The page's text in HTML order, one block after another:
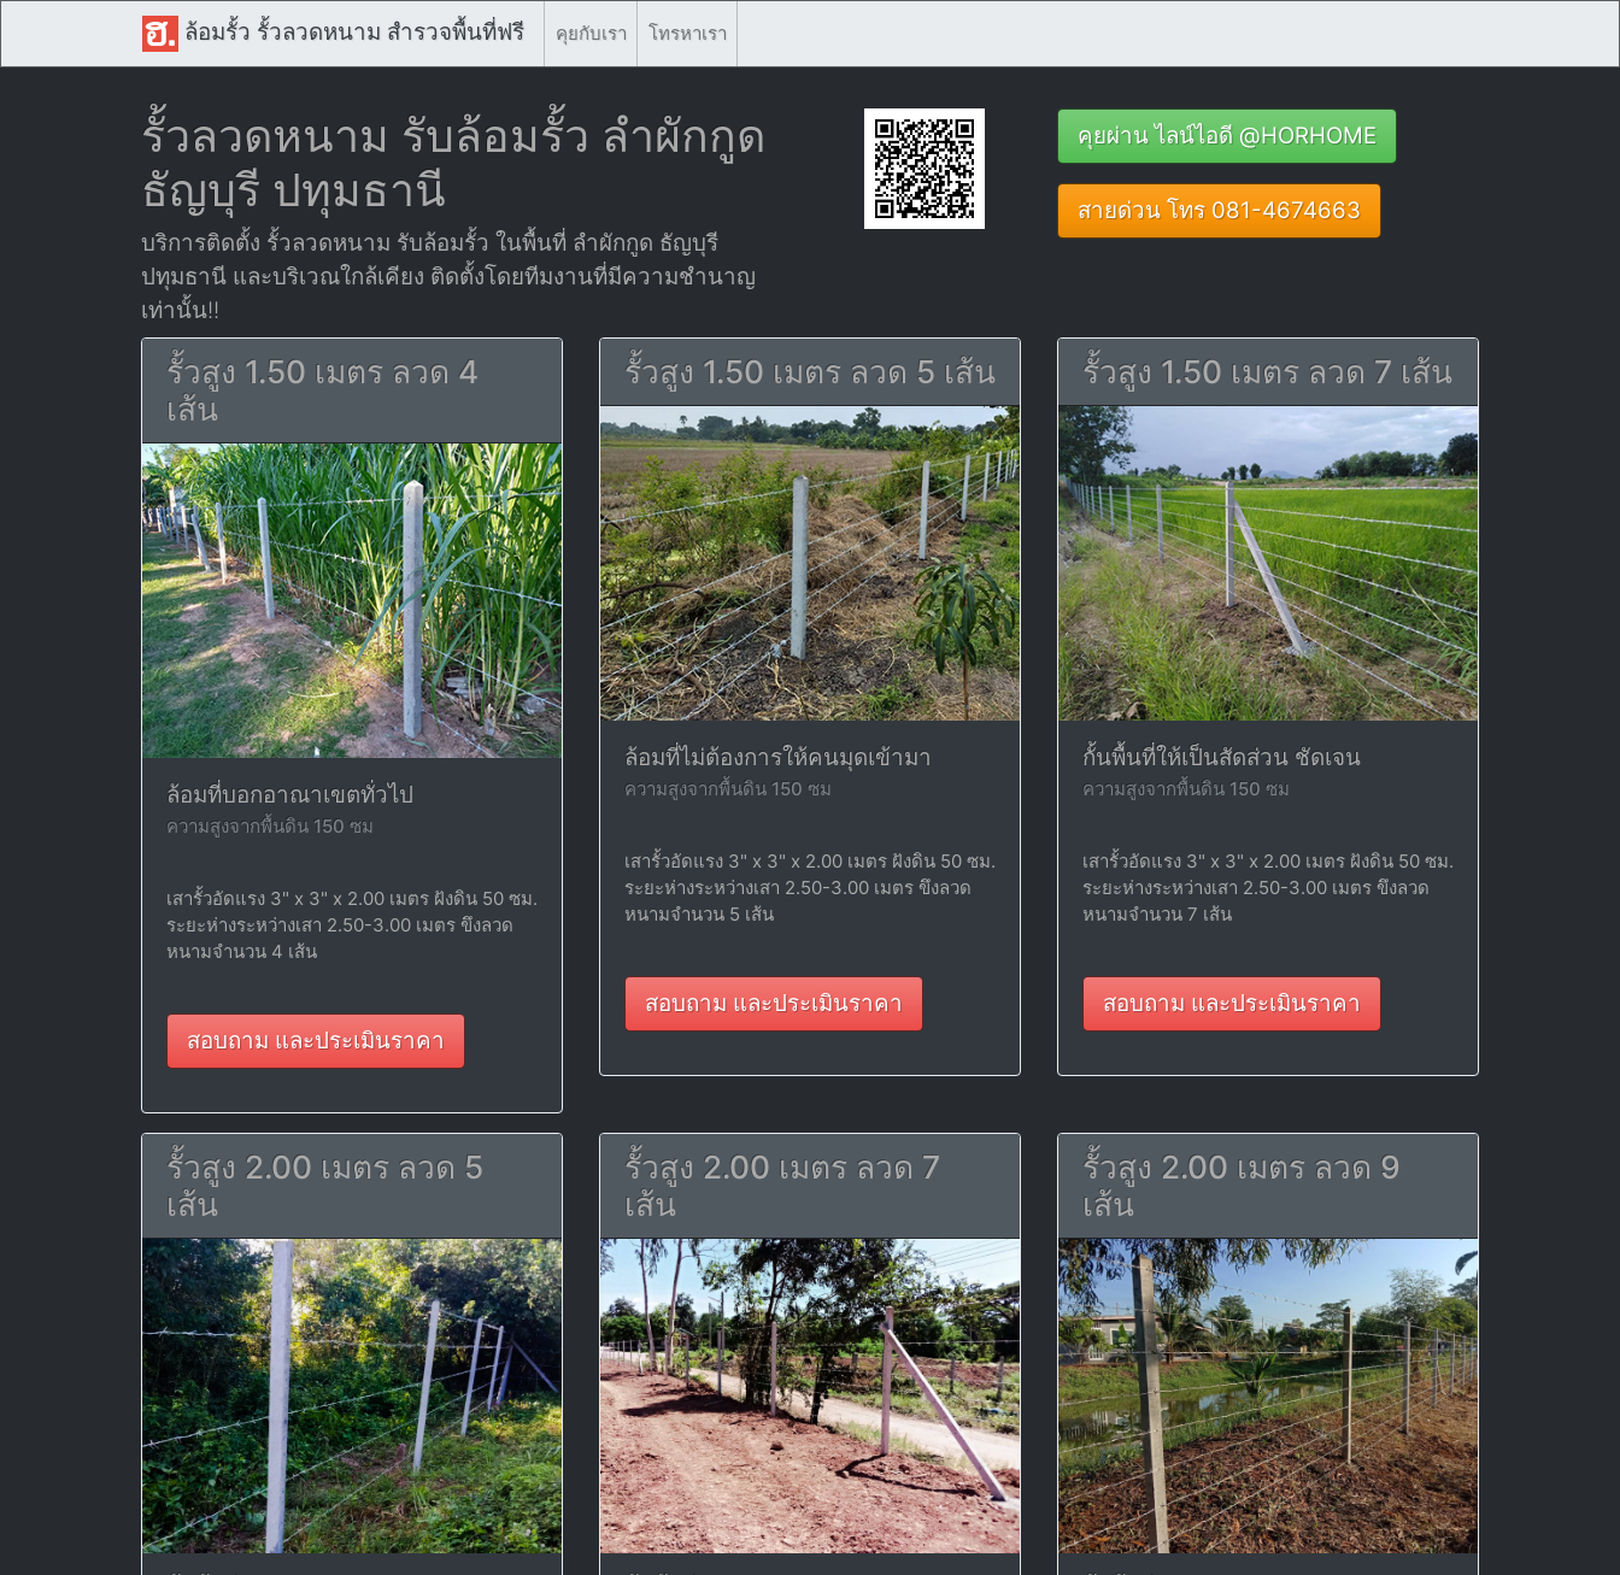
ล้อมรั้ว รั้วลวดหนาม สำรวจพื้นที่ฟรี คุยกับเรา โทรหาเรา
รั้วลวดหนาม รับล้อมรั้ว ลำผักกูด
ธัญบุรี ปทุมธานี
บริการติดตั้ง รั้วลวดหนาม รับล้อมรั้ว ในพื้นที่ ลำผักกูด ธัญบุรี
ปทุมธานี และบริเวณใกล้เคียง ติดตั้งโดยทีมงานที่มีความชำนาญ
เท่านั้น!!
คุยผ่าน ไลน์ไอดี @HORHOME
สายด่วน โทร 081-4674663
รั้วสูง 1.50 เมตร ลวด 4
เส้น
ล้อมที่บอกอาณาเขตทั่วไป
ความสูงจากพื้นดิน 150 ซม
เสารั้วอัดแรง 3" x 3" x 2.00 เมตร ฝังดิน 50 ซม.
ระยะห่างระหว่างเสา 2.50-3.00 เมตร ขึงลวด
หนามจำนวน 4 เส้น
สอบถาม และประเมินราคา
รั้วสูง 1.50 เมตร ลวด 5 เส้น
ล้อมที่ไม่ต้องการให้คนมุดเข้ามา
ความสูงจากพื้นดิน 150 ซม
เสารั้วอัดแรง 3" x 3" x 2.00 เมตร ฝังดิน 50 ซม.
ระยะห่างระหว่างเสา 2.50-3.00 เมตร ขึงลวด
หนามจำนวน 5 เส้น
สอบถาม และประเมินราคา
รั้วสูง 1.50 เมตร ลวด 7 เส้น
กั้นพื้นที่ให้เป็นสัดส่วน ชัดเจน
ความสูงจากพื้นดิน 150 ซม
เสารั้วอัดแรง 3" x 3" x 2.00 เมตร ฝังดิน 50 ซม.
ระยะห่างระหว่างเสา 2.50-3.00 เมตร ขึงลวด
หนามจำนวน 7 เส้น
สอบถาม และประเมินราคา
รั้วสูง 2.00 เมตร ลวด 5
เส้น
รั้วสูง 2.00 เมตร ลวด 7
เส้น
รั้วสูง 2.00 เมตร ลวด 9
เส้น